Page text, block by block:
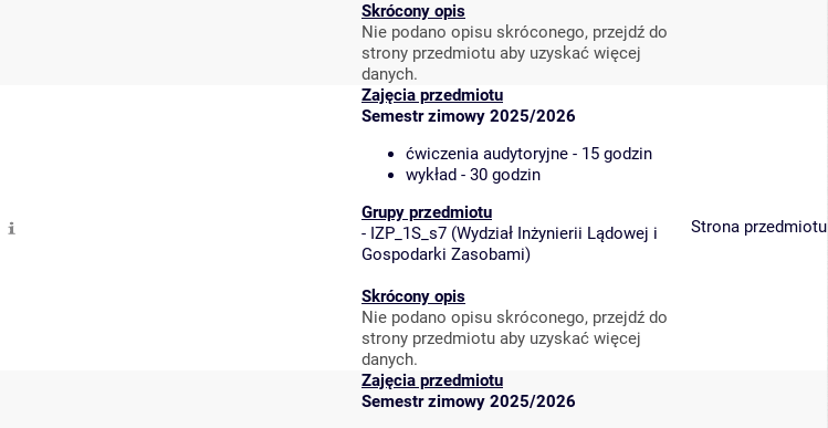
Skrócony opis
Nie podano opisu skróconego, przejdź do
strony przedmiotu aby uzyskać więcej
danych.
Zajęcia przedmiotu
Semestr zimowy 2025/2026
ćwiczenia audytoryjne - 15 godzin
wykład - 30 godzin
Grupy przedmiotu
- IZP_1S_s7 (Wydział Inżynierii Lądowej i
Gospodarki Zasobami)
Skrócony opis
Nie podano opisu skróconego, przejdź do
strony przedmiotu aby uzyskać więcej
danych.
Strona przedmiotu
Zajęcia przedmiotu
Semestr zimowy 2025/2026